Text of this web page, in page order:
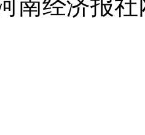
南经济报社